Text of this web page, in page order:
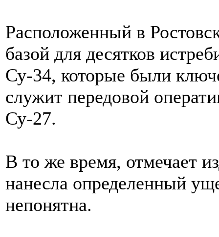
Расположенный в
базой для десятков
Су-34, которые были
служит передовой
Су-27.
В то же время, отмечает
нанесла определенный
непонятна.